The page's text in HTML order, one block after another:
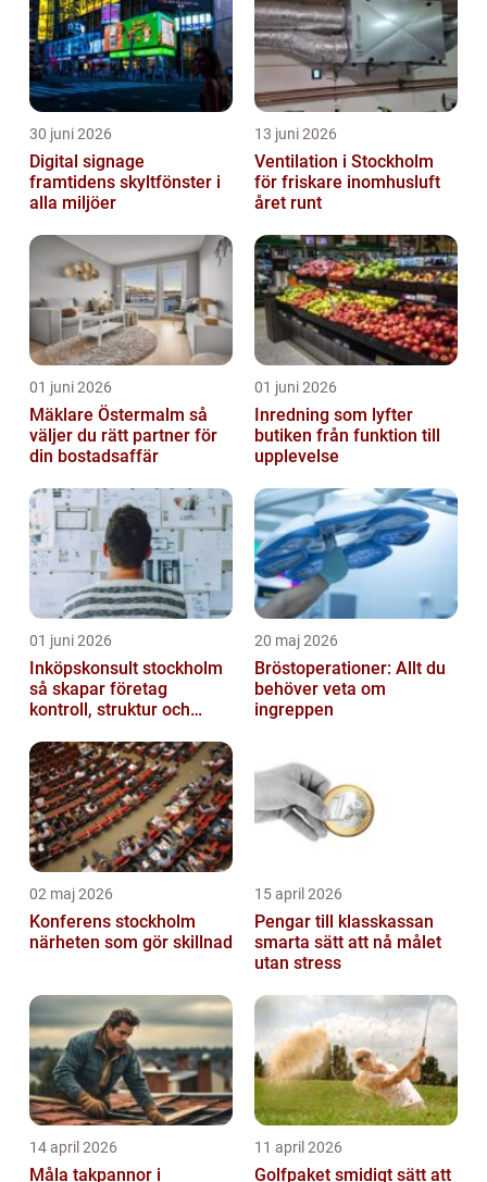
30 juni 2026
Digital signage
framtidens skyltfönster i
alla miljöer
13 juni 2026
Ventilation i Stockholm
för friskare inomhusluft
året runt
01 juni 2026
Mäklare Östermalm så
väljer du rätt partner för
din bostadsaffär
01 juni 2026
Inredning som lyfter
butiken från funktion till
upplevelse
01 juni 2026
Inköpskonsult stockholm
så skapar företag
kontroll, struktur och
20 maj 2026
Bröstoperationer: Allt du
behöver veta om
ingreppen
02 maj 2026
Konferens stockholm
närheten som gör skillnad
15 april 2026
Pengar till klasskassan
smarta sätt att nå målet
utan stress
14 april 2026
Måla takpannor i
11 april 2026
Golfpaket smidigt sätt att